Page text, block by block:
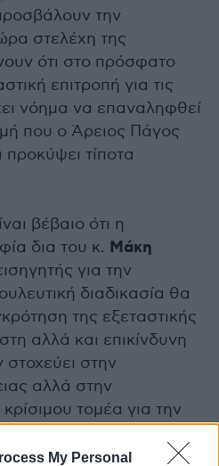
My Personal
την
στελέχη της
ότι στο πρόσφατο
επιτροπή για τις
νόημα να επαναληφθεί
που ο Άρειος Πάγος
προκύψει τίποτα
βέβαιο ότι η
δια του κ. Μάκη
για την
διαδικασία θα
της εξεταστικής
αλλά και επικίνδυνη
στην
αλλά στην
τομέα για την
Την ίδια ώρα όμως